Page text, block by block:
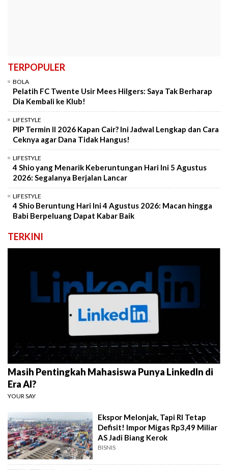
TERPOPULER
BOLA
Pelatih FC Twente Usir Mees Hilgers: Saya Tak Berharap
Dia Kembali ke Klub!
LIFESTYLE
PIP Termin II 2026 Kapan Cair? Ini Jadwal Lengkap dan Cara
Ceknya agar Dana Tidak Hangus!
LIFESTYLE
4 Shio yang Menarik Keberuntungan Hari Ini 5 Agustus
2026: Segalanya Berjalan Lancar
LIFESTYLE
4 Shio Beruntung Hari Ini 4 Agustus 2026: Macan hingga
Babi Berpeluang Dapat Kabar Baik
TERKINI
Masih Pentingkah Mahasiswa Punya LinkedIn di
Era AI?
YOUR SAY
Ekspor Melonjak, Tapi RI Tetap
Defisit! Impor Migas Rp3,49 Miliar
AS Jadi Biang Kerok
BISNIS